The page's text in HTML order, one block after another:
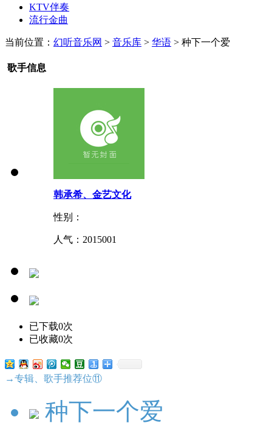
KTV伴奏
流行金曲
当前位置： 幻听音乐网 > 音乐库 > 华语 > 种下一个爱
歌手信息
韩承希、金艺文化
性别：
人气： 2015001
已下载0次
已收藏0次
→专辑、歌手推荐位⑪
种下一个爱